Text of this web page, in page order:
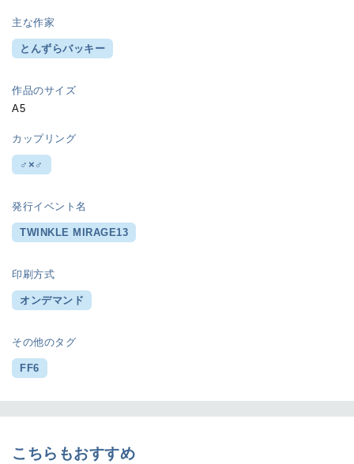
主な作家
とんずらバッキー
作品のサイズ
A5
カップリング
♂×♂
発行イベント名
TWINKLE MIRAGE13
印刷方式
オンデマンド
その他のタグ
FF6
こちらもおすすめ